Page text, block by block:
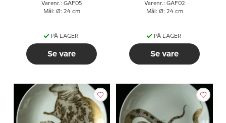
Varenr.: GAF05
Mål: Ø: 24 cm
PÅ LAGER
Se vare
Varenr.: GAF02
Mål: Ø: 24 cm
PÅ LAGER
Se vare